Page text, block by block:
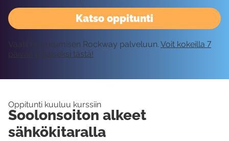
Katso oppitunti
Vaatii kirjautumisen Rockway palveluun. Voit kokeilla 7
päivää ilmaiseksi tästä!
Oppitunti kuuluu kurssiin
Soolonsoiton alkeet
sähkökitaralla